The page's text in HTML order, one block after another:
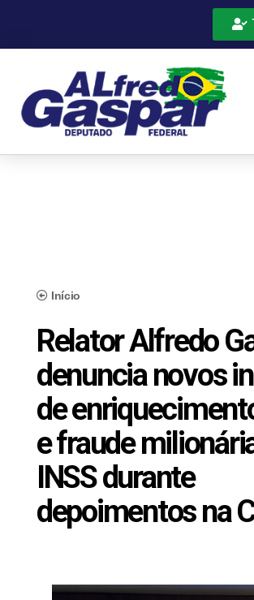
Início
Relator Alfredo
denuncia novos
de
e fraude
INSS durante
depoimentos na